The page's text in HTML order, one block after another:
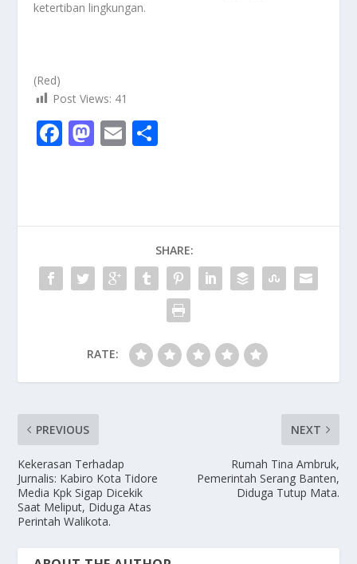
ketertiban lingkungan.
(Red)
Post Views: 41
F
o
o
k
M
o
n
E
SHARE:
RATE:
PREVIOUS
Kekerasan Terhadap
Jurnalis: Kabiro Kota Tidore
Media Kpk Sigap Dicekik
Saat Meliput, Diduga Atas
Perintah Walikota.
NEXT
Rumah Tina Ambruk,
Pemerintah Serang Banten,
Diduga Tutup Mata.